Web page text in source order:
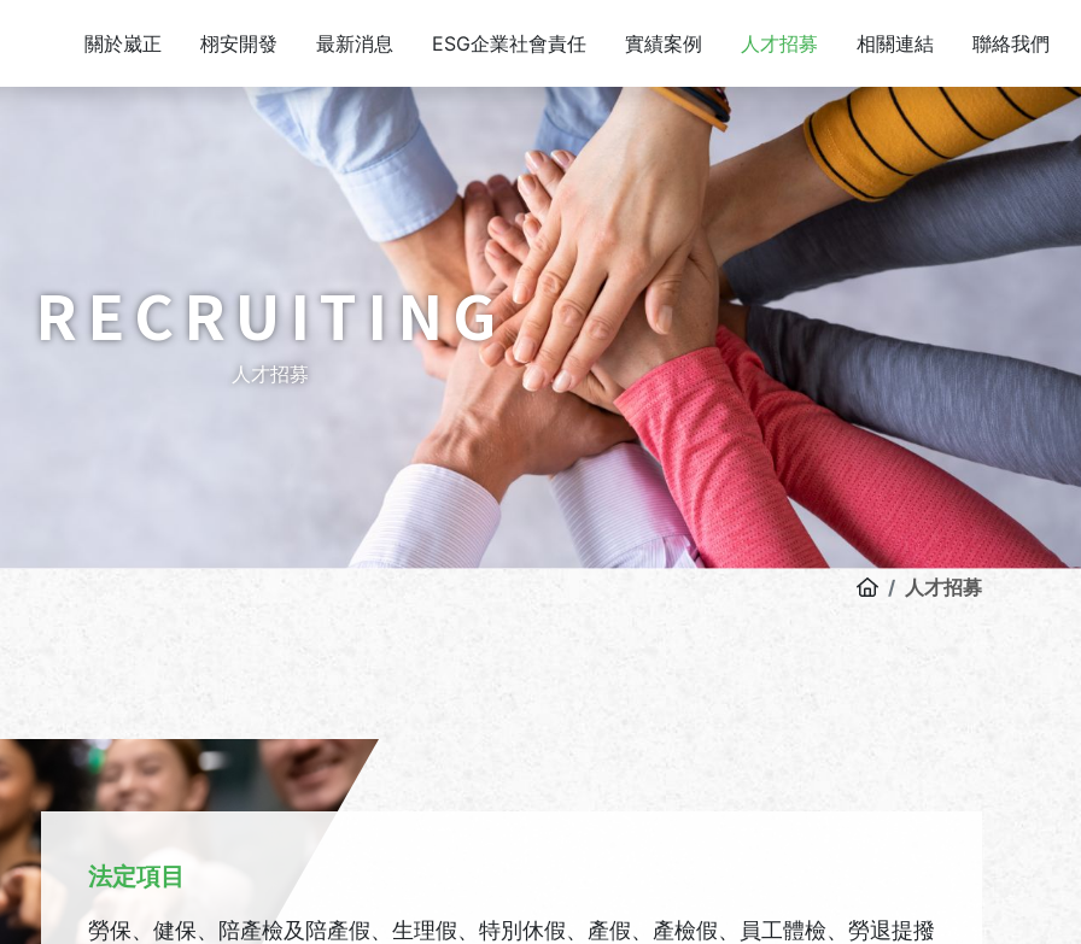
關於崴正 栩安開發 最新消息 ESG企業社會責任 實績案例 人才招募 相關連結 聯絡我們
RECRUITING
人才招募
人才招募
法定項目
勞保、健保、陪產檢及陪產假、生理假、特別休假、產假、產檢假、員工體檢、勞退提撥